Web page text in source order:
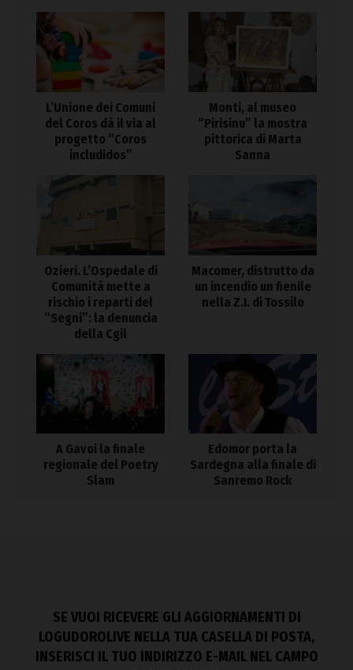
L’Unione dei Comuni
del Coros dà il via al
progetto “Coros
includidos”
Monti, al museo
“Pirisinu” la mostra
pittorica di Marta
Sanna
Ozieri. L’Ospedale di
Comunità mette a
rischio i reparti del
“Segni”: la denuncia
della Cgil
Macomer, distrutto da
un incendio un fienile
nella Z.I. di Tossilo
A Gavoi la finale
regionale del Poetry
Slam
Edomor porta la
Sardegna alla finale di
Sanremo Rock
SE VUOI RICEVERE GLI AGGIORNAMENTI DI
LOGUDOROLIVE NELLA TUA CASELLA DI POSTA,
INSERISCI IL TUO INDIRIZZO E-MAIL NEL CAMPO